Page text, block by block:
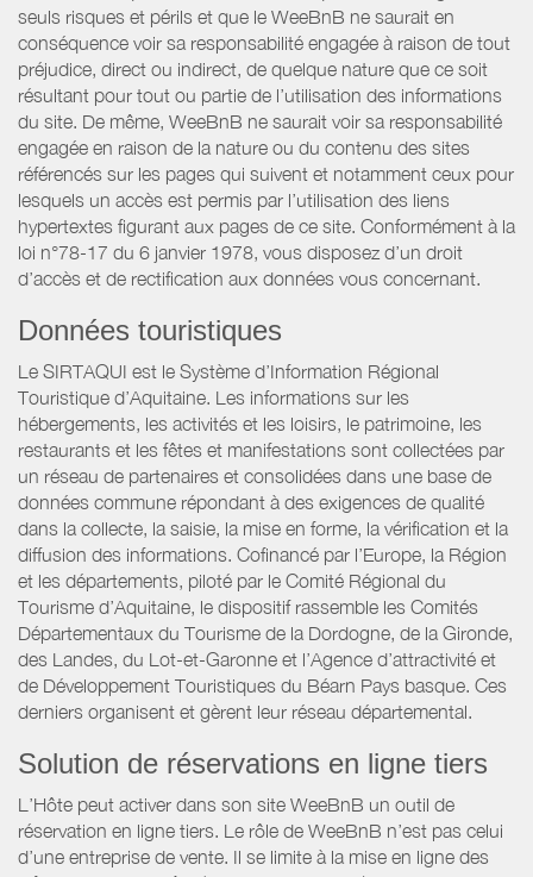
seuls risques et périls et que le WeeBnB ne saurait en
conséquence voir sa responsabilité engagée à raison de tout
préjudice, direct ou indirect, de quelque nature que ce soit
résultant pour tout ou partie de l’utilisation des informations
du site. De même, WeeBnB ne saurait voir sa responsabilité
engagée en raison de la nature ou du contenu des sites
référencés sur les pages qui suivent et notamment ceux pour
lesquels un accès est permis par l’utilisation des liens
hypertextes figurant aux pages de ce site. Conformément à la
loi n°78-17 du 6 janvier 1978, vous disposez d’un droit
d’accès et de rectification aux données vous concernant.
Données touristiques
Le SIRTAQUI est le Système d’Information Régional
Touristique d’Aquitaine. Les informations sur les
hébergements, les activités et les loisirs, le patrimoine, les
restaurants et les fêtes et manifestations sont collectées par
un réseau de partenaires et consolidées dans une base de
données commune répondant à des exigences de qualité
dans la collecte, la saisie, la mise en forme, la vérification et la
diffusion des informations. Cofinancé par l’Europe, la Région
et les départements, piloté par le Comité Régional du
Tourisme d’Aquitaine, le dispositif rassemble les Comités
Départementaux du Tourisme de la Dordogne, de la Gironde,
des Landes, du Lot-et-Garonne et l’Agence d’attractivité et
de Développement Touristiques du Béarn Pays basque. Ces
derniers organisent et gèrent leur réseau départemental.
Solution de réservations en ligne tiers
L’Hôte peut activer dans son site WeeBnB un outil de
réservation en ligne tiers. Le rôle de WeeBnB n’est pas celui
d’une entreprise de vente. Il se limite à la mise en ligne des